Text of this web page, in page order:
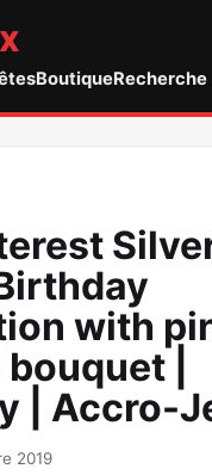
BoutiqueRecherche
with
|
| Accro-
2019